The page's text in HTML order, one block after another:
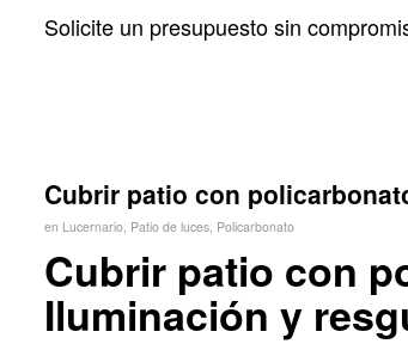
Solicite un presupuesto sin
Cubrir patio con
en Lucernario Patio de luces Policarbonato
Cubrir patio con
Iluminación y